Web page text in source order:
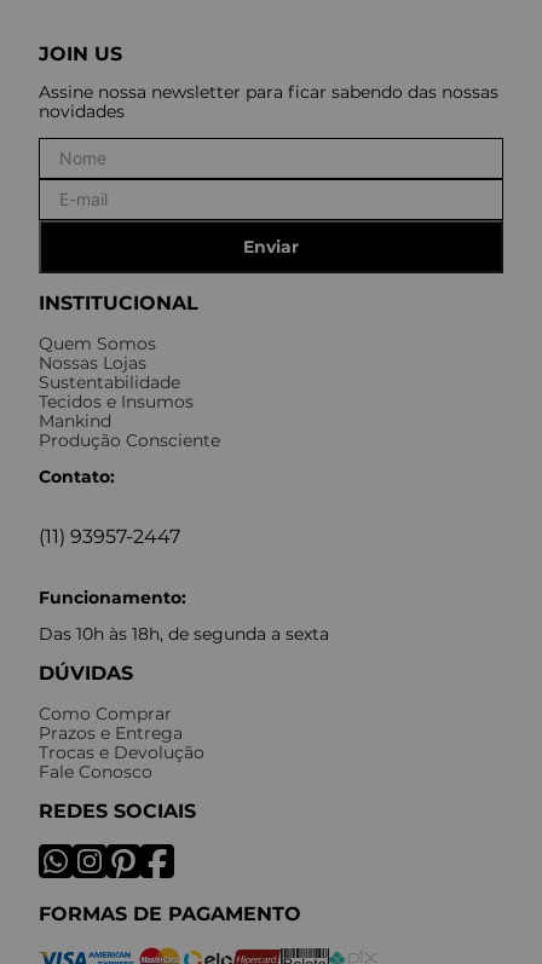
INSTITUCIONAL
Quem Somos
Nossas Lojas
Sustentabilidade
Tecidos e Insumos
Mankind
Produção Consciente
Contato:
(11) 93957-2447
Funcionamento:
Das 10h às 18h, de segunda a sexta
DÚVIDAS
Como Comprar
Prazos e Entrega
Trocas e Devolução
Fale Conosco
REDES SOCIAIS
FORMAS DE PAGAMENTO
JOIN US
Assine nossa newsletter para ficar sabendo das nossas
novidades
Enviar